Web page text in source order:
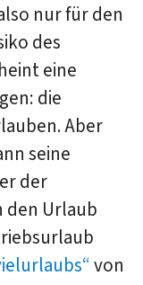
nur für den
des
eine
die
Aber
seine
der
den Urlaub
von